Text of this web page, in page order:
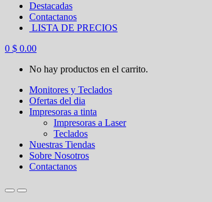
Destacadas
Contactanos
LISTA DE PRECIOS
0 $ 0.00
No hay productos en el carrito.
Monitores y Teclados
Ofertas del dia
Impresoras a tinta
Impresoras a Laser
Teclados
Nuestras Tiendas
Sobre Nosotros
Contactanos